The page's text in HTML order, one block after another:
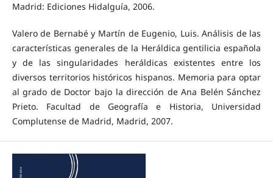
Madrid: Ediciones Hidalguía, 2006.
Valero de Bernabé y Martín de Eugenio, Luis. Análisis de las
características generales de la Heráldica gentilicia española
y de las singularidades heráldicas existentes entre los
diversos territorios históricos hispanos. Memoria para optar
al grado de Doctor bajo la dirección de Ana Belén Sánchez
Prieto. Facultad de Geografía e Historia, Universidad
Complutense de Madrid, Madrid, 2007.